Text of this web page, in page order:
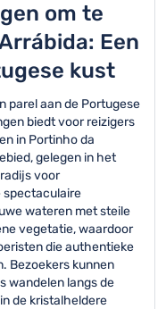
om te
Een
kust
parel aan de Portugese
biedt voor reizigers
in Portinho da
gelegen in het
voor
spectaculaire
wateren met steile
vegetatie, waardoor
die authentieke
Bezoekers kunnen
wandelen langs de
de kristalheldere